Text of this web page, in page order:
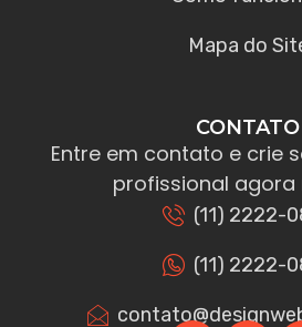
Mapa do
CONTATO
Entre em contato e crie
profissional agora
(11) 2222-
(11) 2222-